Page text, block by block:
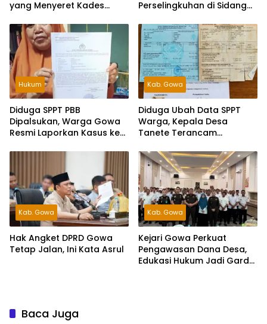
yang Menyeret Kades
Perselingkuhan di Sidang
Jalur Hukum
Hukum
Diduga SPPT PBB
Dipalsukan, Warga Gowa
Resmi Laporkan Kasus ke
Kab. Gowa
Diduga Ubah Data SPPT
Warga, Kepala Desa
Tanete Terancam
Kab. Gowa
Hak Angket DPRD Gowa
Tetap Jalan, Ini Kata Asrul
Kab. Gowa
Kejari Gowa Perkuat
Pengawasan Dana Desa,
Edukasi Hukum Jadi Garda
Baca Juga